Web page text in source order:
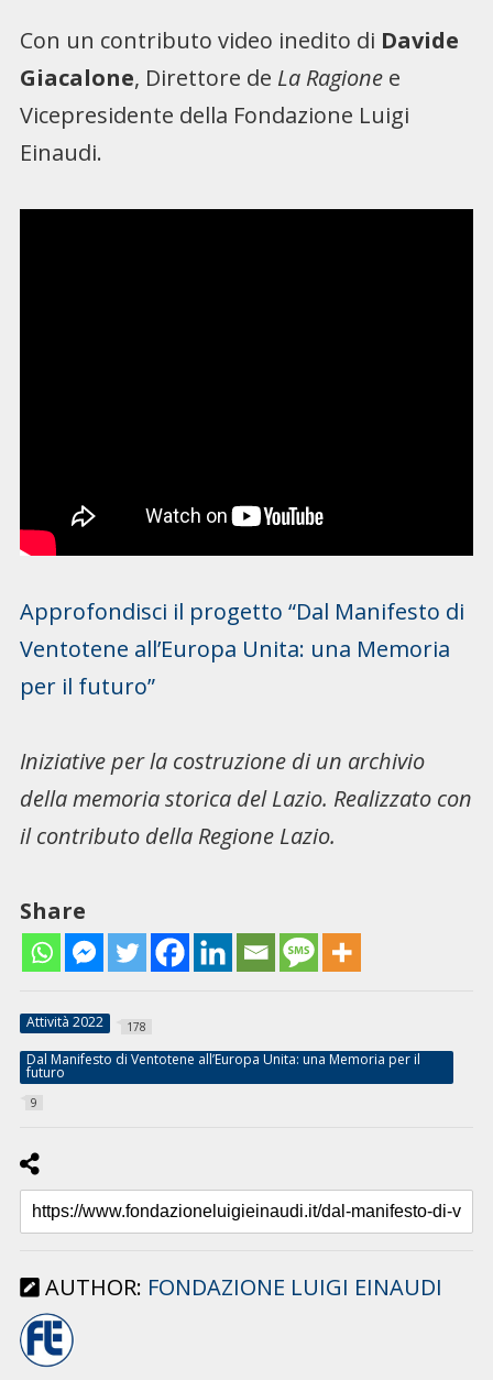
Con un contributo video inedito di Davide
Giacalone, Direttore de La Ragionee
Vicepresidente della Fondazione Luigi
Einaudi.
Approfondisci il progetto “Dal Manifesto di
Ventotene all’Europa Unita: una Memoria
per il futuro”
Iniziative per la costruzione di un archivio
della memoria storica del Lazio. Realizzato con
il contributo della Regione Lazio.
Share
Attività 2022 178
Dal Manifesto di Ventotene all’Europa Unita: una Memoria per il
futuro
9
AUTHOR: FONDAZIONE LUIGI EINAUDI